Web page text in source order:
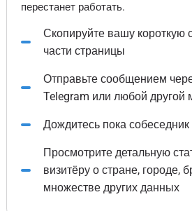
перестанет работать.
Скопируйте вашу короткую
части страницы
Отправьте сообщением
Telegram или любой другой
Дождитесь пока собеседник
Просмотрите детальную
визитёру о стране, городе,
множестве других данных